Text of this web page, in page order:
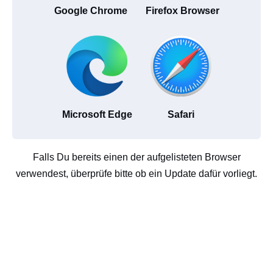
Google Chrome Firefox Browser
Microsoft Edge Safari
Falls Du bereits einen der aufgelisteten Browser
verwendest, überprüfe bitte ob ein Update dafür vorliegt.